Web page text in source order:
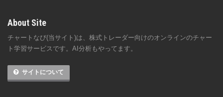
About Site
チャートなび(当サイト)は、株式トレーダー向けのオンラインのチャー
ト学習サービスです。AI分析もやってます。
サイトについて